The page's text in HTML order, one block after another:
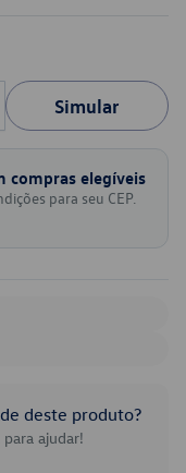
Simular
compras elegíveis
para seu CEP.
deste produto?
ajudar!